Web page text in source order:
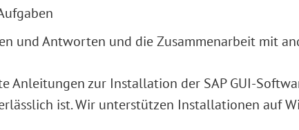
und Antworten und die Zusammenarbeit mit
zur Installation der SAP GUI-
ist. Wir unterstützen Installationen auf